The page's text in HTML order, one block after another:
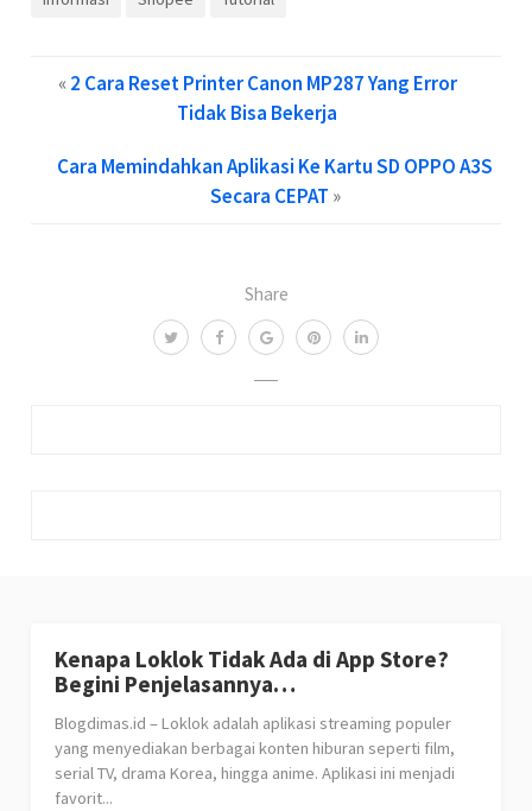
Share
«2 Cara Reset Printer Canon MP287 Yang Error
Tidak Bisa Bekerja
Cara Memindahkan Aplikasi Ke Kartu SD OPPO A3S
Secara CEPAT »
Kenapa Loklok Tidak Ada di App Store?
Begini Penjelasannya…
Blogdimas.id – Loklok adalah aplikasi streaming populer
yang menyediakan berbagai konten hiburan seperti film,
serial TV, drama Korea, hingga anime. Aplikasi ini menjadi
favorit...